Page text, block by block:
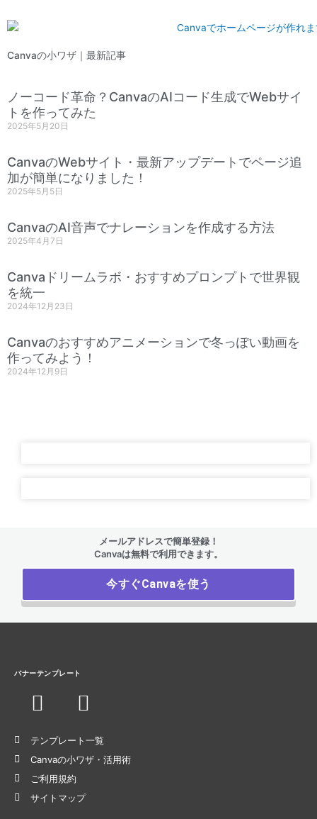
Canvaの小ワザ｜最新記事
ノーコード革命？CanvaのAIコード生成でWebサイ
トを作ってみた
2025年5月20日
CanvaのWebサイト・最新アップデートでページ追
加が簡単になりました！
2025年5月5日
CanvaのAI音声でナレーションを作成する方法
2025年4月7日
Canvaドリームラボ・おすすめプロンプトで世界観
を統一
2024年12月23日
Canvaのおすすめアニメーションで冬っぽい動画を
作ってみよう！
2024年12月9日
メールアドレスで簡単登録！
Canvaは無料で利用できます。
今すぐCanvaを使う
バナーテンプレート
テンプレート一覧
Canvaの小ワザ・活用術
ご利用規約
サイトマップ